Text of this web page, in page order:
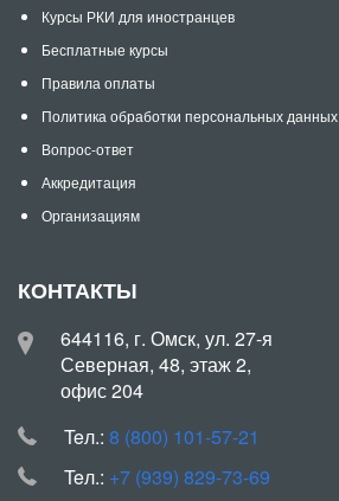
Курсы РКИ для иностранцев
Бесплатные курсы
Правила оплаты
Политика обработки персональных данных
Вопрос-ответ
Аккредитация
Организациям
КОНТАКТЫ
644116, г. Омск, ул. 27-я
Северная, 48, этаж 2,
офис 204
Teл.: 8 (800) 101-57-21
Teл.: +7 (939) 829-73-69